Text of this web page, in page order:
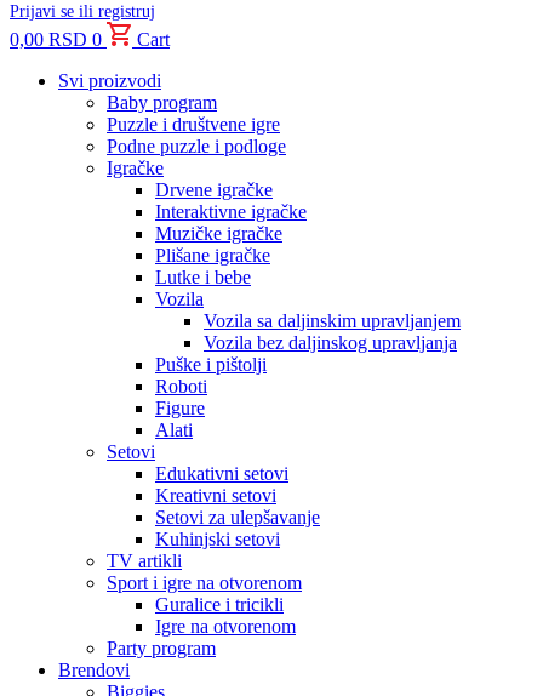
Prijavi se ili registruj
0,00 RSD 0
Cart
Svi proizvodi
Baby program
Puzzle i društvene igre
Podne puzzle i podloge
Igračke
Drvene igračke
Interaktivne igračke
Muzičke igračke
Plišane igračke
Lutke i bebe
Vozila
Vozila sa daljinskim upravljanjem
Vozila bez daljinskog upravljanja
Puške i pištolji
Roboti
Figure
Alati
Setovi
Edukativni setovi
Kreativni setovi
Setovi za ulepšavanje
Kuhinjski setovi
TV artikli
Sport i igre na otvorenom
Guralice i tricikli
Igre na otvorenom
Party program
Brendovi
Biggies